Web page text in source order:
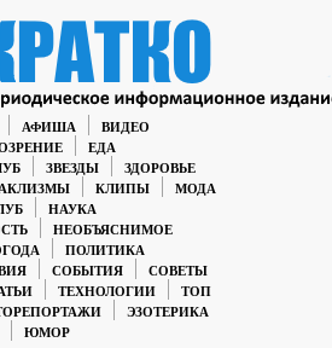
АФИША
ВИДЕО
ЕДА
ЗВЕЗДЫ
ЗДОРОВЬЕ
КЛИПЫ
МОДА
НАУКА
НЕОБЪЯСНИМОЕ
ПОЛИТИКА
СОБЫТИЯ
СОВЕТЫ
ТЕХНОЛОГИИ
ТОП
ЭЗОТЕРИКА
ЮМОР